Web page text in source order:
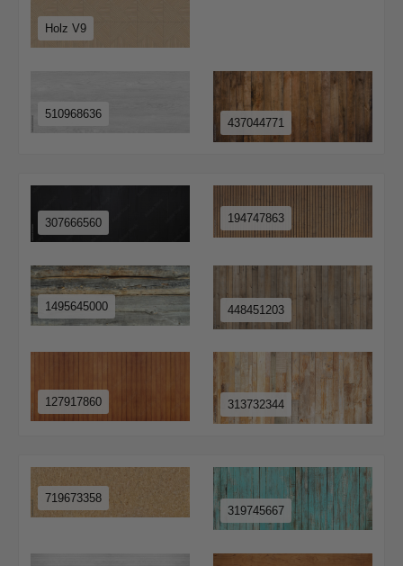
Holz V9
510968636
437044771
307666560 194747863
1495645000 448451203
127917860 313732344
719673358
319745667